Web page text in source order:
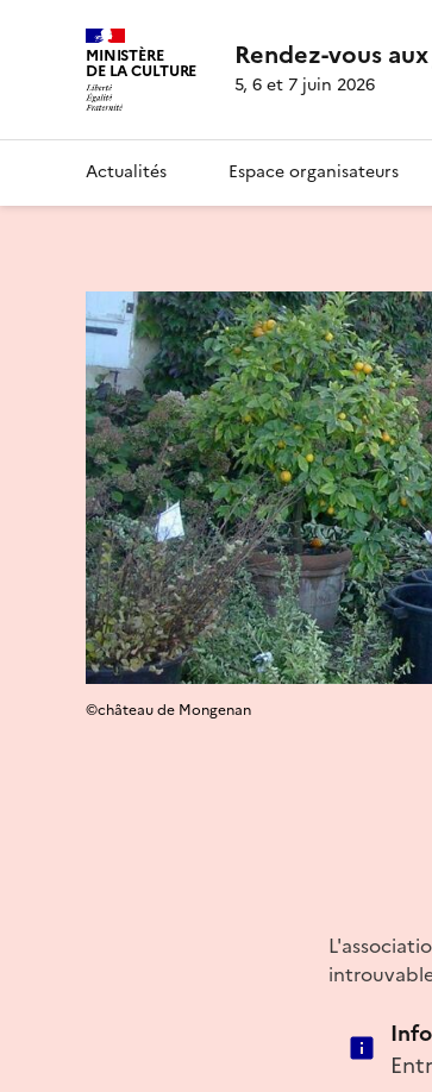
MINISTÈRE
DE LA CULTURE Rendez-vous
5, 6 et 7 juin 2026
Actualités Espace organisateurs
©château de Mongenan